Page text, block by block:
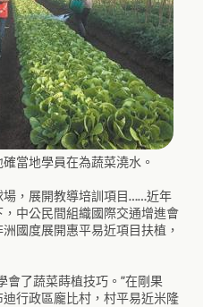
當地學員在為蔬菜澆水。
，展開教導培訓項目……近年
中公民間組織國際交通增進會
國度展開惠平易近項目扶植，
會了蔬菜蒔植技巧。”在剛果
迪行政區龐比村，村平易近米隆